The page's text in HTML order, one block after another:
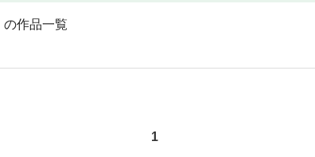
の作品一覧
1